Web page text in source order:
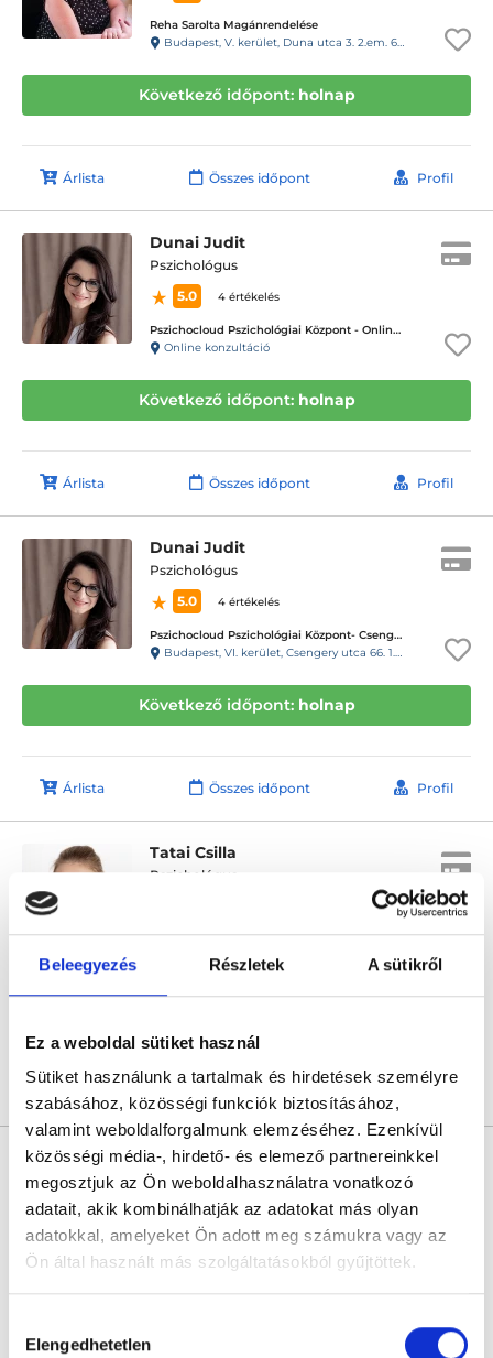
Beleegyezés Részletek A sütikről
Ez a weboldal sütiket használ
Sütiket használunk a tartalmak és hirdetések személyre
szabásához, közösségi funkciók biztosításához,
valamint weboldalforgalmunk elemzéséhez. Ezenkívül
közösségi média-, hirdető- és elemező partnereinkkel
megosztjuk az Ön weboldalhasználatra vonatkozó
adatait, akik kombinálhatják az adatokat más olyan
adatokkal, amelyeket Ön adott meg számukra vagy az
Ön által használt más szolgáltatásokból gyűjtöttek.
szabályzat:https://foglaljorvost.hu/info/foglaljorvost-
kiválasztása
Elengedhetetlen
Reha Sarolta Magánrendelése
Budapest, V. kerület, Duna utca 3. 2.em. 6.a. 29-es kapucsengő
Következő időpont: holnap
Árlista Összes időpont Profil
Dunai Judit
Pszichológus
5.0
4 értékelés
Pszichocloud Pszichológiai Központ - Online ügyfélfogadás
Online konzultáció
Következő időpont: holnap
Árlista Összes időpont Profil
Dunai Judit
Pszichológus
5.0
4 értékelés
Pszichocloud Pszichológiai Központ- Csengery utca/Oktogon
Budapest, VI. kerület, Csengery utca 66. 1.emelet 13-as ajtó, 19-es kapucsengő
Következő időpont: holnap
Árlista Összes időpont Profil
Tatai Csilla
Pszichológus
Pszichofészek VI. kerület (Eötvös utca 24.)
Budapest, VI. kerület, Eötvös u. 24. fszt.1
Árlista Összes időpont
Kovács Balázs
Pszichológus
0.0
Evergreen Pszichológiai Műhely
Budapest, I. kerület, Toldy Ferenc utca 44/a, 6-os kapucsengő